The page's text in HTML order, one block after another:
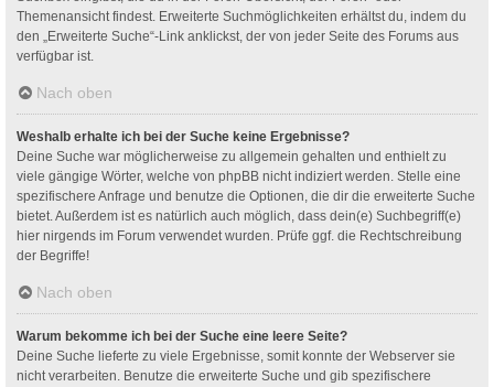
Themenansicht findest. Erweiterte Suchmöglichkeiten erhältst du, indem du
den „Erweiterte Suche“-Link anklickst, der von jeder Seite des Forums aus
verfügbar ist.
Nach oben
Weshalb erhalte ich bei der Suche keine Ergebnisse?
Deine Suche war möglicherweise zu allgemein gehalten und enthielt zu
viele gängige Wörter, welche von phpBB nicht indiziert werden. Stelle eine
spezifischere Anfrage und benutze die Optionen, die dir die erweiterte Suche
bietet. Außerdem ist es natürlich auch möglich, dass dein(e) Suchbegriff(e)
hier nirgends im Forum verwendet wurden. Prüfe ggf. die Rechtschreibung
der Begriffe!
Nach oben
Warum bekomme ich bei der Suche eine leere Seite?
Deine Suche lieferte zu viele Ergebnisse, somit konnte der Webserver sie
nicht verarbeiten. Benutze die erweiterte Suche und gib spezifischere